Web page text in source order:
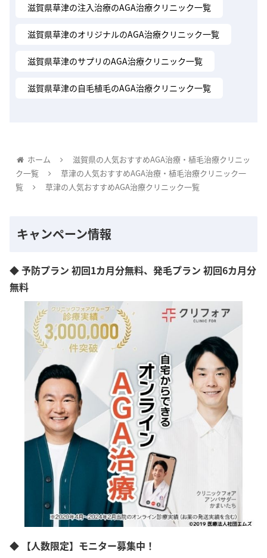
滋賀県草津の注入治療のAGA治療クリニック一覧
滋賀県草津のオリジナルのAGA治療クリニック一覧
滋賀県草津のサプリのAGA治療クリニック一覧
滋賀県草津の自毛植毛のAGA治療クリニック一覧
ホーム
滋賀県の人気おすすめAGA治療・植毛治療クリニッ
ク一覧
草津の人気おすすめAGA治療・植毛治療クリニック一
覧
草津の人気おすすめAGA治療クリニック一覧
キャンペーン情報
◆ 予防プラン 初回1カ月分無料、発毛プラン 初回6カ月分
無料
◆ 【人数限定】モニター募集中！